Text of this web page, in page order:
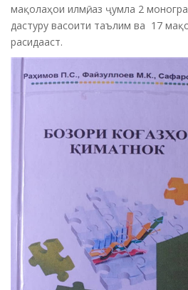
мақолаҳои илмӣ, аз ҷумла 2
дастуру васоити таълим ва 17
расидааст.